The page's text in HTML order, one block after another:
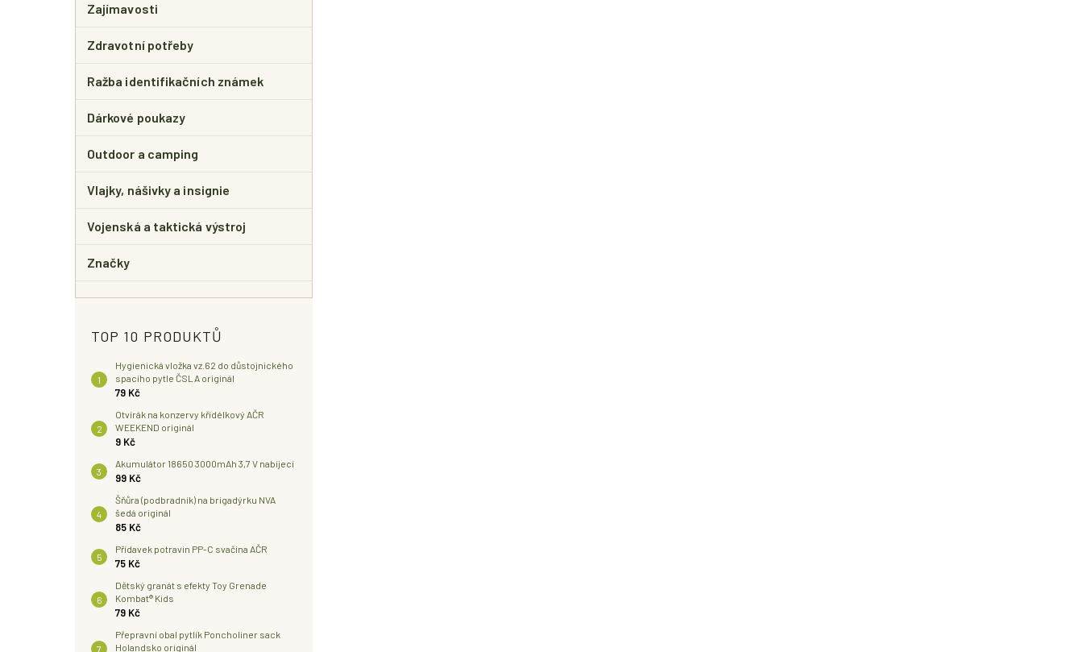
Zajímavosti
Zdravotní potřeby
Ražba identifikačních známek
Dárkové poukazy
Outdoor a camping
Vlajky, nášivky a insignie
Vojenská a taktická výstroj
Značky
TOP 10 PRODUKTŮ
Hygienická vložka vz.62 do důstojnického
spacího pytle ČSLA originál
79 Kč
Otvírák na konzervy křídélkový AČR
WEEKEND originál
9 Kč
Akumulátor 18650 3000mAh 3,7 V nabíjecí
99 Kč
Šňůra (podbradník) na brigadýrku NVA
šedá originál
85 Kč
Přídavek potravin PP-C svačina AČR
75 Kč
Dětský granát s efekty Toy Grenade
Kombat® Kids
79 Kč
Přepravní obal pytlík Poncholiner sack
Holandsko originál